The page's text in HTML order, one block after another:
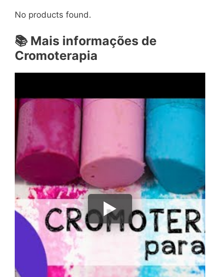
No products found.
📚 Mais informações de
Cromoterapia